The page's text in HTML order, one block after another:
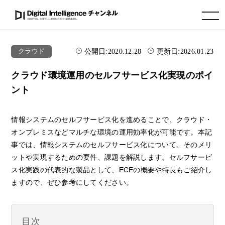
toggle navigation
クラウド 公開日:2020.12.28 更新日:2026.01.23
クラウド環境運用のセルフサービス化実現のポイ
ント
情報システムのセルフサービス化を進めることで、クラウド・
オンプレミスなどマルチな環境の運用効率化が可能です。本記
事では、情報システムのセルフサービス化について、そのメリ
ットや実現するための要件、課題を解説します。セルフサービ
ス化実践の代表的な製品として、ECEの概要や特長もご紹介し
ますので、ぜひ参考にしてください。
目次